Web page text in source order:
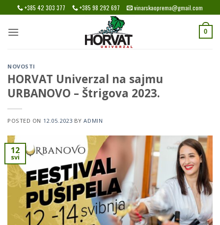
to
content
+385 42 303 377 +385 98 292 697 vinarskaoprema@gmail.com
0
NOVOSTI
HORVAT Univerzal na sajmu
URBANOVO – Štrigova 2023.
POSTED ON 12.05.2023 BYADMIN
12
svi